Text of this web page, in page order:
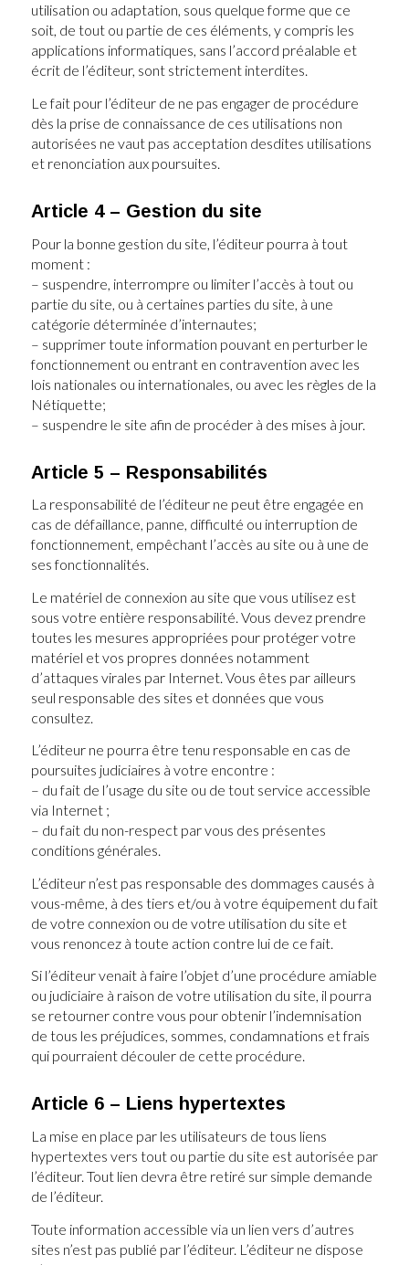
utilisation ou adaptation, sous quelque forme que ce
soit, de tout ou partie de ces éléments, y compris les
applications informatiques, sans l’accord préalable et
écrit de l’éditeur, sont strictement interdites.
Le fait pour l’éditeur de ne pas engager de procédure
dès la prise de connaissance de ces utilisations non
autorisées ne vaut pas acceptation desdites utilisations
et renonciation aux poursuites.
Article 4 – Gestion du site
Pour la bonne gestion du site, l’éditeur pourra à tout
moment :
– suspendre, interrompre ou limiter l’accès à tout ou
partie du site, ou à certaines parties du site, à une
catégorie déterminée d’internautes;
– supprimer toute information pouvant en perturber le
fonctionnement ou entrant en contravention avec les
lois nationales ou internationales, ou avec les règles de la
Nétiquette;
– suspendre le site afin de procéder à des mises à jour.
Article 5 – Responsabilités
La responsabilité de l’éditeur ne peut être engagée en
cas de défaillance, panne, difficulté ou interruption de
fonctionnement, empêchant l’accès au site ou à une de
ses fonctionnalités.
Le matériel de connexion au site que vous utilisez est
sous votre entière responsabilité. Vous devez prendre
toutes les mesures appropriées pour protéger votre
matériel et vos propres données notamment
d’attaques virales par Internet. Vous êtes par ailleurs
seul responsable des sites et données que vous
consultez.
L’éditeur ne pourra être tenu responsable en cas de
poursuites judiciaires à votre encontre :
– du fait de l’usage du site ou de tout service accessible
via Internet ;
– du fait du non-respect par vous des présentes
conditions générales.
L’éditeur n’est pas responsable des dommages causés à
vous-même, à des tiers et/ou à votre équipement du fait
de votre connexion ou de votre utilisation du site et
vous renoncez à toute action contre lui de ce fait.
Si l’éditeur venait à faire l’objet d’une procédure amiable
ou judiciaire à raison de votre utilisation du site, il pourra
se retourner contre vous pour obtenir l’indemnisation
de tous les préjudices, sommes, condamnations et frais
qui pourraient découler de cette procédure.
Article 6 – Liens hypertextes
La mise en place par les utilisateurs de tous liens
hypertextes vers tout ou partie du site est autorisée par
l’éditeur. Tout lien devra être retiré sur simple demande
de l’éditeur.
Toute information accessible via un lien vers d’autres
sites n’est pas publié par l’éditeur. L’éditeur ne dispose